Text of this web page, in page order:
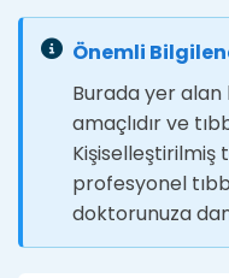
Önemli
Burada yer
amaçlıdır ve
Kişiselleştirilmiş
profesyonel
doktorunuza